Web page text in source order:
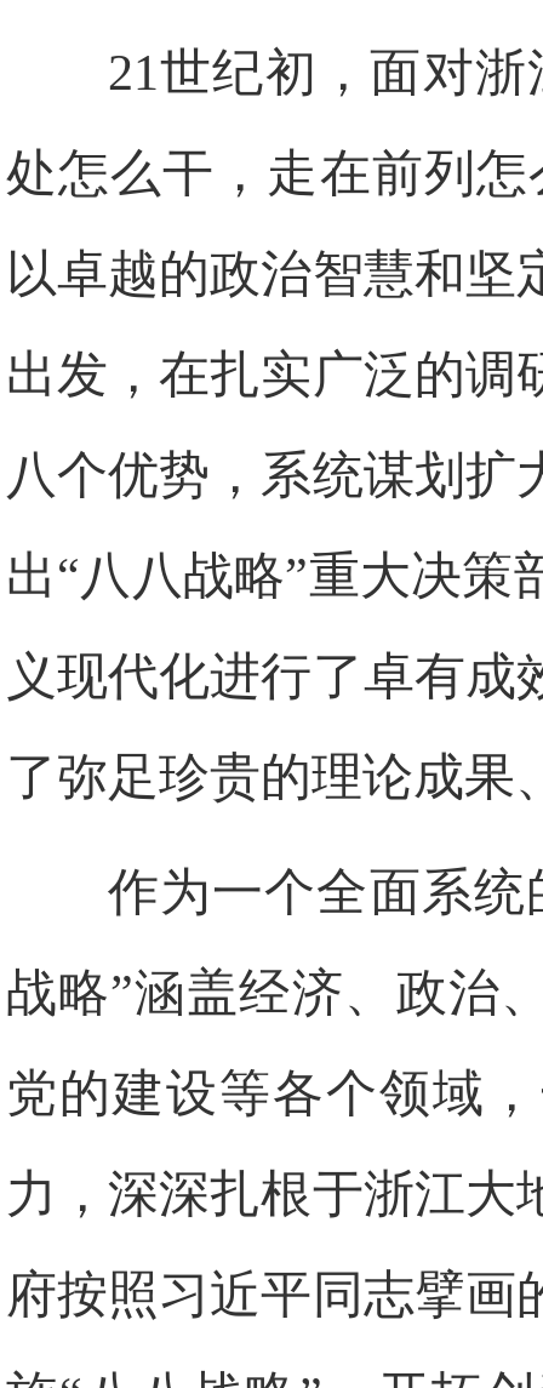
21世纪初，面对
处怎么干，走在前列
以卓越的政治智慧和坚
出发，在扎实广泛的调
八个优势，系统谋划扩
出“八八战略”重大决
义现代化进行了卓有
了弥足珍贵的理论成果
作为一个全面系
战略”涵盖经济、政治
党的建设等各个领域
力，深深扎根于浙江大
府按照习近平同志擘画